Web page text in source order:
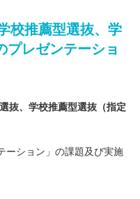
校推薦型選抜、学
プレゼンテーショ
抜、学校推薦型選抜（指定
ーション」の課題及び実施